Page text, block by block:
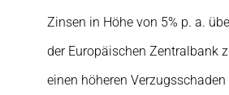
Zinsen in Höhe von 5% p. a.
der Europäischen Zentralbank
einen höheren